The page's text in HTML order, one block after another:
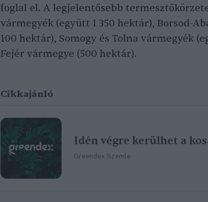
foglal el. A legjelentősebb
vármegyék (együtt 1 350 hektár), Borsod-
100 hektár), Somogy és Tolna vármegyék
Fejér vármegye (500 hektár).
Cikkajánló
Idén végre kerülhet a
Greendex Szemle